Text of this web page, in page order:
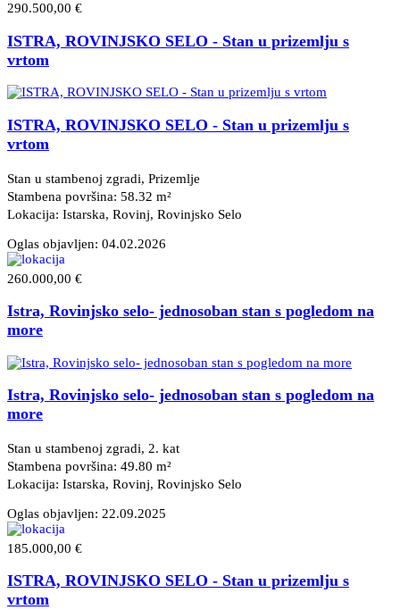
290.500,00 €
ISTRA, ROVINJSKO SELO - Stan u prizemlju s
vrtom
ISTRA, ROVINJSKO SELO - Stan u prizemlju s
vrtom
Stan u stambenoj zgradi, Prizemlje
Stambena površina: 58.32 m²
Lokacija: Istarska, Rovinj, Rovinjsko Selo
Oglas objavljen: 04.02.2026
260.000,00 €
Istra, Rovinjsko selo- jednosoban stan s pogledom na
more
Istra, Rovinjsko selo- jednosoban stan s pogledom na
more
Stan u stambenoj zgradi, 2. kat
Stambena površina: 49.80 m²
Lokacija: Istarska, Rovinj, Rovinjsko Selo
Oglas objavljen: 22.09.2025
185.000,00 €
ISTRA, ROVINJSKO SELO - Stan u prizemlju s
vrtom